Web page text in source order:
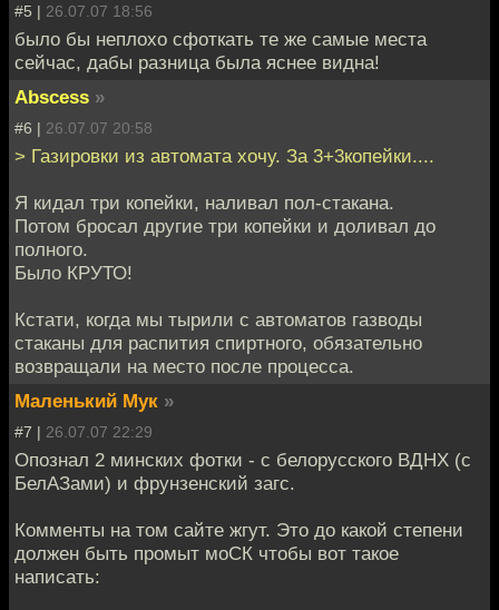
#5 | 26.07.07 18:56
было бы неплохо сфоткать те же самые места
сейчас, дабы разница была яснее видна!
Abscess »
#6 | 26.07.07 20:58
> Газировки из автомата хочу. За 3+3копейки....
Я кидал три копейки, наливал пол-стакана.
Потом бросал другие три копейки и доливал до
полного.
Было КРУТО!
Кстати, когда мы тырили с автоматов газводы
стаканы для распития спиртного, обязательно
возвращали на место после процесса.
Маленький Мук »
#7 | 26.07.07 22:29
Опознал 2 минских фотки - с белорусского ВДНХ (с
БелАЗами) и фрунзенский загс.
Комменты на том сайте жгут. Это до какой степени
должен быть промыт моСК чтобы вот такое
написать: